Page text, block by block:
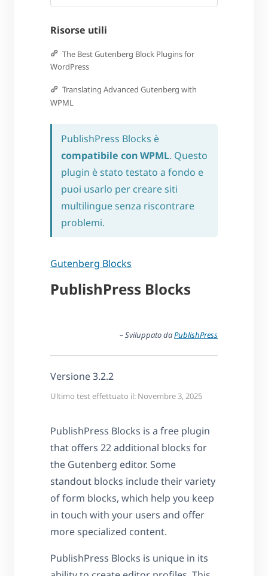
Risorse utili
The Best Gutenberg Block Plugins for
WordPress
Translating Advanced Gutenberg with
WPML
PublishPress Blocks è
compatibile con WPML. Questo
plugin è stato testato a fondo e
puoi usarlo per creare siti
multilingue senza riscontrare
problemi.
Gutenberg Blocks
PublishPress Blocks
– Sviluppato daPublishPress
Versione 3.2.2
Ultimo test effettuato il: Novembre 3, 2025
PublishPress Blocks is a free plugin
that offers 22 additional blocks for
the Gutenberg editor. Some
standout blocks include their variety
of form blocks, which help you keep
in touch with your users and offer
more specialized content.
PublishPress Blocks is unique in its